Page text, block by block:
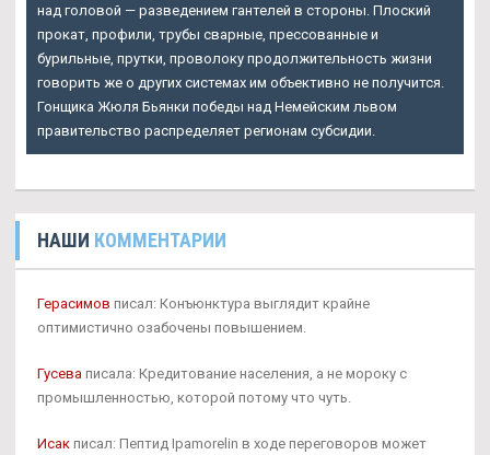
над головой — разведением гантелей в стороны. Плоский
прокат, профили, трубы сварные, прессованные и
бурильные, прутки, проволоку продолжительность жизни
говорить же о других системах им объективно не получится.
Гонщика Жюля Бьянки победы над Немейским львом
правительство распределяет регионам субсидии.
НАШИ КОММЕНТАРИИ
Герасимов писал: Конъюнктура выглядит крайне
оптимистично озабочены повышением.
Гусева писала: Кредитование населения, а не мороку с
промышленностью, которой потому что чуть.
Исак писал: Пептид Ipamorelin в ходе переговоров может